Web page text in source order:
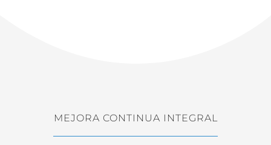
MEJORA CONTINUA INTEGRAL